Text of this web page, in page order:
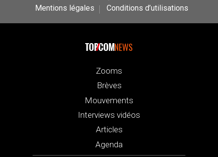
Mentions légales
Conditions d’utilisations
NEWS
Zooms
Brèves
Mouvements
Interviews vidéos
Articles
Agenda